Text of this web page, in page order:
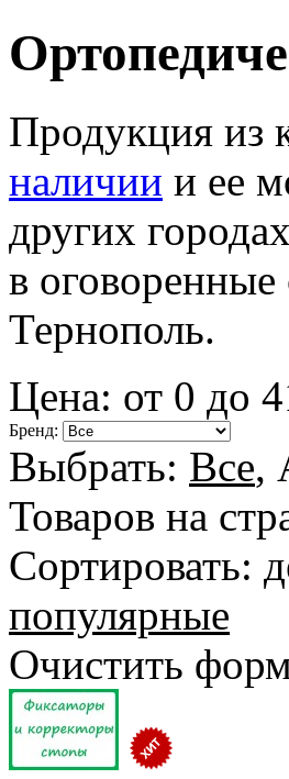
Продукция из
наличии и ее
других
в оговоренные
Тернополь.
Цена: от 0 до
Бренд:
Выбрать: Все,
Товаров на
Сортировать:
популярные
Очистить